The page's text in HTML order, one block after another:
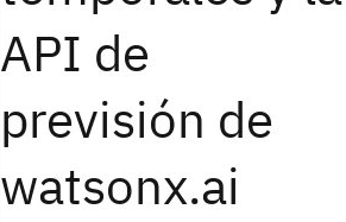
API de
previsión de
watsonx.ai